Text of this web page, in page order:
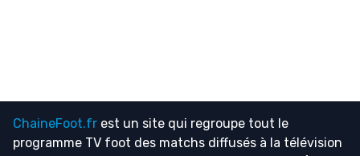
ChaineFoot.fr est un site qui regroupe tout le
programme TV foot des matchs diffusés à la télévision